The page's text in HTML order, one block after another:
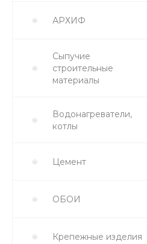
АРХИФ
Сыпучие
строительные
материалы
Водонагреватели,
котлы
Цемент
ОБОИ
Крепежные изделия